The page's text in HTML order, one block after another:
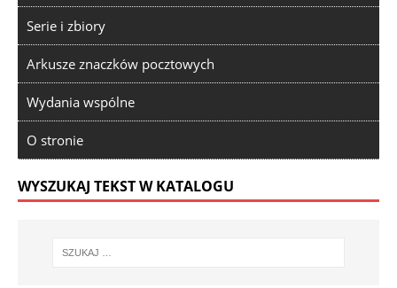
Serie i zbiory
Arkusze znaczków pocztowych
Wydania wspólne
O stronie
WYSZUKAJ TEKST W KATALOGU